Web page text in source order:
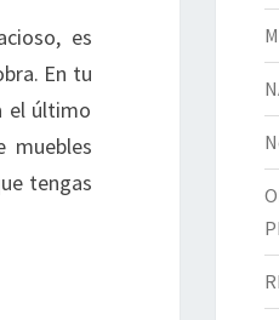
es
En tu
el último
muebles
tengas